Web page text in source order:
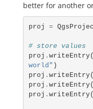
better for another
proj =
# store values
proj . writeEntry(
world" )
proj . writeEntry(
proj . writeEntry(
proj . writeEntry(